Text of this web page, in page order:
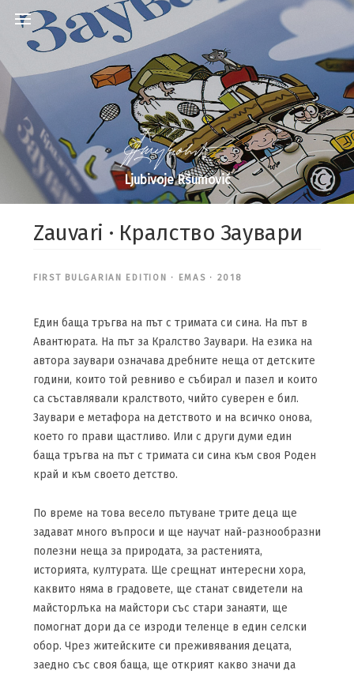
Ljubivoje Ršumović
Zauvari · Кралство Заувари
FIRST BULGARIAN EDITION · EMAS · 2018
Един баща тръгва на път с тримата си сина. На път в
Авантюрата. На път за Кралство Заувари. На езика на
автора заувари означава дребните неща от детските
години, които той ревниво е събирал и пазел и които
са съставлявали кралството, чийто суверен е бил.
Заувари е метафора на детството и на всичко онова,
което го прави щастливо. Или с други думи един
баща тръгва на път с тримата си сина към своя Роден
край и към своето детство.
По време на това весело пътуване трите деца ще
задават много въпроси и ще научат най-разнообразни
полезни неща за природата, за растенията,
историята, културата. Ще срещнат интересни хора,
каквито няма в градовете, ще станат свидетели на
майсторлъка на майстори със стари занаяти, ще
помогнат дори да се изроди теленце в един селски
обор. Чрез житейските си преживявания децата,
заедно със своя баща, ще открият какво значи да